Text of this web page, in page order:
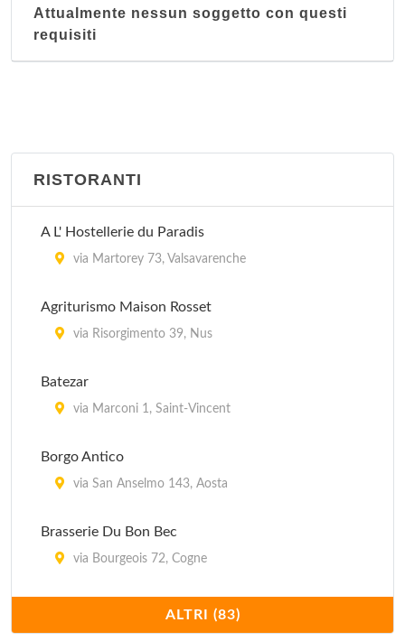
Attualmente nessun soggetto con questi
requisiti
RISTORANTI
A L' Hostellerie du Paradis
via Martorey 73, Valsavarenche
Agriturismo Maison Rosset
via Risorgimento 39, Nus
Batezar
via Marconi 1, Saint-Vincent
Borgo Antico
via San Anselmo 143, Aosta
Brasserie Du Bon Bec
via Bourgeois 72, Cogne
via Roma 122, Courmayeur
ALTRI (83)